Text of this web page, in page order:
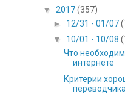
▼ 2017(357)
► 12/31 - 01/07
▼ 10/01 - 10/08
Что
интернете
Критерии
переводчика